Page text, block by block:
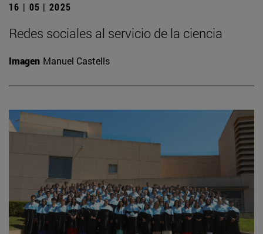
16 | 05 | 2025
Redes sociales al servicio de la ciencia
Imagen Manuel Castells